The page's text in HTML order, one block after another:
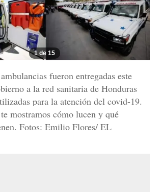
1 de 15
fueron entregadas este
a la red sanitaria de Honduras
para la atención del covid-19.
mostramos cómo lucen y qué
Fotos: Emilio Flores/ EL